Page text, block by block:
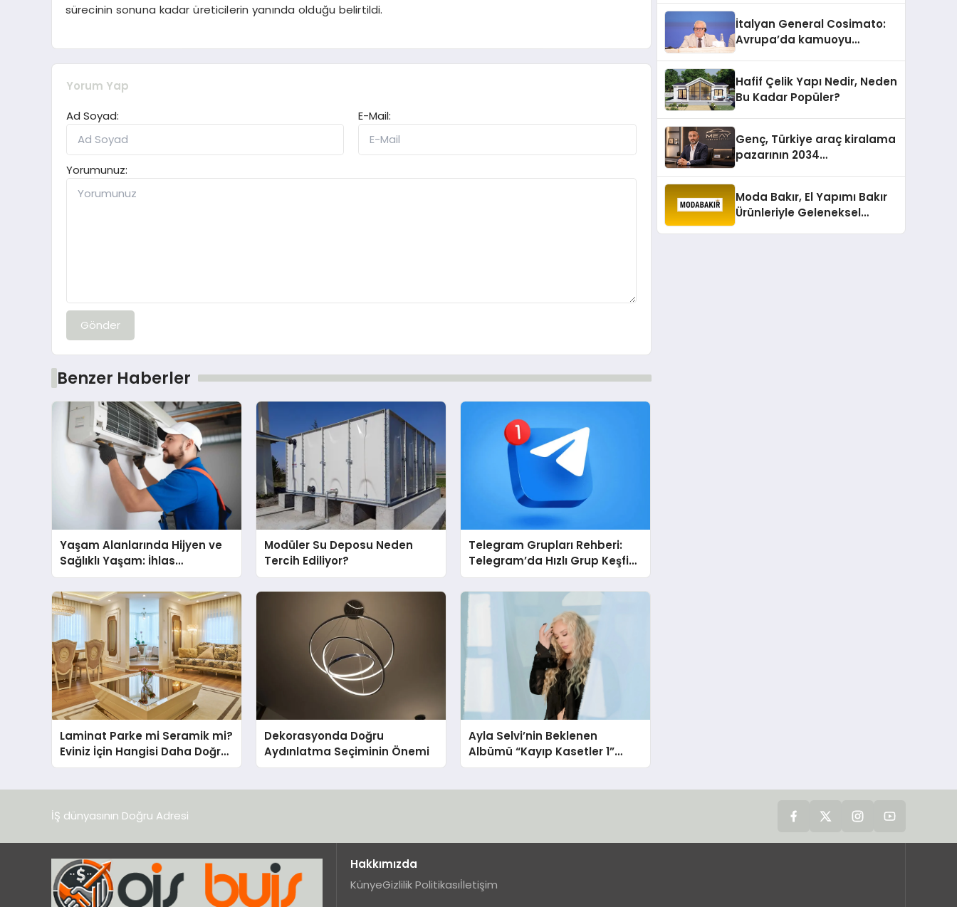
sürecinin sonuna kadar üreticilerin yanında olduğu belirtildi.
Yorum Yap
Ad Soyad:
E-Mail:
Yorumunuz:
Gönder
Benzer Haberler
Yaşam Alanlarında Hijyen ve
Sağlıklı Yaşam: İhlas
Cihazlarında Dürüst Teknik
Destek Deneyimi
Modüler Su Deposu Neden
Tercih Ediliyor?
Telegram Grupları Rehberi:
Telegram’da Hızlı Grup Keşfi
İçin Grupbul.com
Laminat Parke mi Seramik mi?
Eviniz İçin Hangisi Daha Doğru
Seçim?
Dekorasyonda Doğru
Aydınlatma Seçiminin Önemi
Ayla Selvi’nin Beklenen
Albümü “Kayıp Kasetler 1”
Yayınlandı!
İtalyan General Cosimato:
Avrupa’da kamuoyu
Hafif Çelik Yapı Nedir, Neden
Bu Kadar Popüler?
Genç, Türkiye araç kiralama
pazarının 2034
Moda Bakır, El Yapımı Bakır
Ürünleriyle Geleneksel
İŞ dünyasının Doğru Adresi
Hakkımızda
KünyeGizlilik Politikasıİletişim